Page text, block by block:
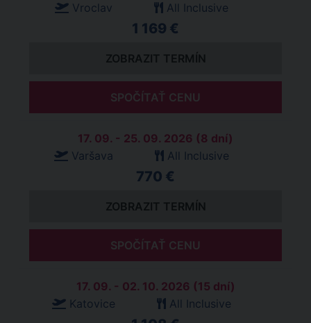
Vroclav
All Inclusive
1 169 €
ZOBRAZIT TERMÍN
SPOČÍTAŤ CENU
17. 09. - 25. 09. 2026 (8 dní)
Varšava
All Inclusive
770 €
ZOBRAZIT TERMÍN
SPOČÍTAŤ CENU
17. 09. - 02. 10. 2026 (15 dní)
Katovice
All Inclusive